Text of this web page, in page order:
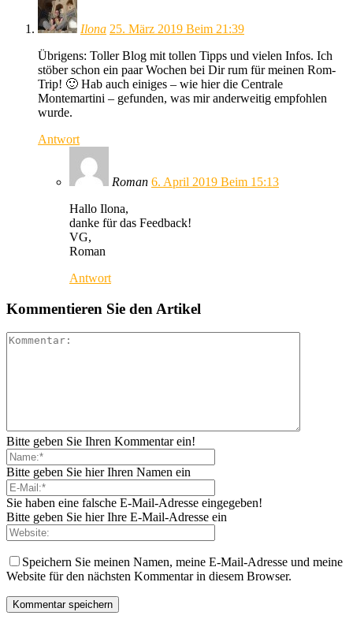
Ilona 25. März 2019 Beim 21:39
Übrigens: Toller Blog mit tollen Tipps und vielen Infos. Ich
stöber schon ein paar Wochen bei Dir rum für meinen Rom-
Trip! 🙂 Hab auch einiges – wie hier die Centrale
Montemartini – gefunden, was mir anderweitig empfohlen
wurde.
Antwort
Roman 6. April 2019 Beim 15:13
Hallo Ilona,
danke für das Feedback!
VG,
Roman
Antwort
Kommentieren Sie den Artikel
Bitte geben Sie Ihren Kommentar ein!
Bitte geben Sie hier Ihren Namen ein
Sie haben eine falsche E-Mail-Adresse eingegeben!
Bitte geben Sie hier Ihre E-Mail-Adresse ein
Speichern Sie meinen Namen, meine E-Mail-Adresse und meine
Website für den nächsten Kommentar in diesem Browser.